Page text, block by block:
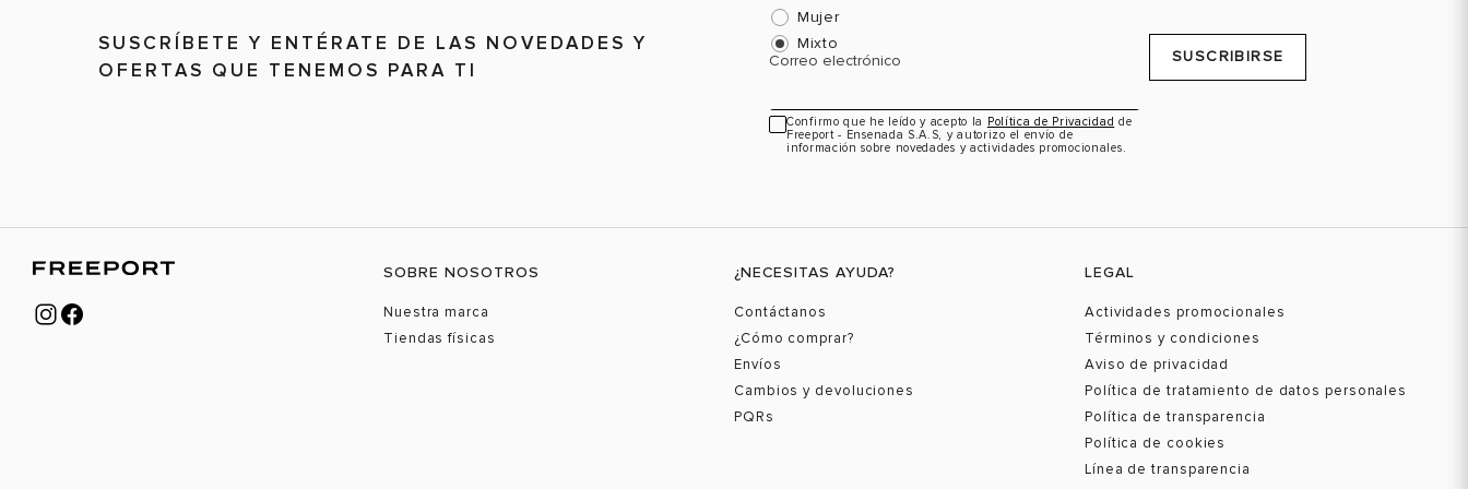
SUSCRÍBETE Y ENTÉRATE DE LAS NOVEDADES Y
OFERTAS QUE TENEMOS PARA TI
Mujer
Mixto
Correo electrónico
Confirmo que he leído y acepto la Política de Privacidad de
Freeport - Ensenada S.A.S, y autorizo el envío de
información sobre novedades y actividades promocionales.
SUSCRIBIRSE
SOBRE NOSOTROS
Nuestra marca
Tiendas físicas
¿NECESITAS AYUDA?
Contáctanos
¿Cómo comprar?
Envíos
Cambios y devoluciones
PQRs
LEGAL
Actividades promocionales
Términos y condiciones
Aviso de privacidad
Política de tratamiento de datos personales
Política de transparencia
Política de cookies
Línea de transparencia